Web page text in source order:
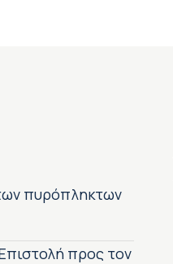
πυρόπληκτων
προς τον